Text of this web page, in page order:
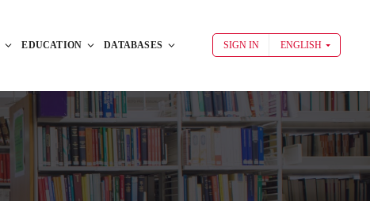
EDUCATION DATABASES SIGN IN ENGLISH